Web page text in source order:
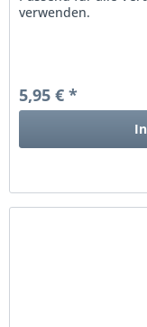
verwenden.
5,95 € *